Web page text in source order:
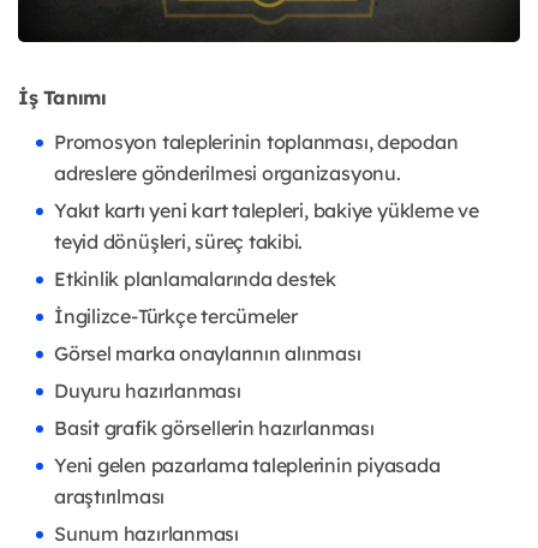
İş Tanımı
Promosyon taleplerinin toplanması, depodan
adreslere gönderilmesi organizasyonu.
Yakıt kartı yeni kart talepleri, bakiye yükleme ve
teyid dönüşleri, süreç takibi.
Etkinlik planlamalarında destek
İngilizce-Türkçe tercümeler
Görsel marka onaylarının alınması
Duyuru hazırlanması
Basit grafik görsellerin hazırlanması
Yeni gelen pazarlama taleplerinin piyasada
araştırılması
Sunum hazırlanması